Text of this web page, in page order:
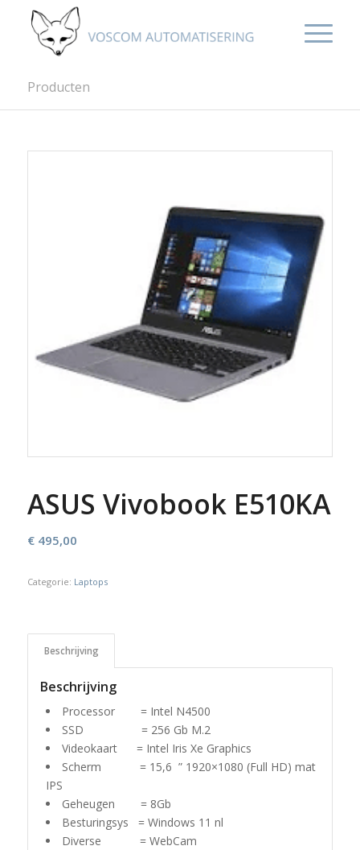
Producten
ASUS Vivobook E510KA
€495,00
Categorie: Laptops
Beschrijving
Beschrijving
Processor = Intel N4500
SSD = 256 Gb M.2
Videokaart = Intel Iris Xe Graphics
Scherm = 15,6 ” 1920×1080 (Full HD) mat
IPS
Geheugen = 8Gb
Besturingsys = Windows 11 nl
Diverse = WebCam